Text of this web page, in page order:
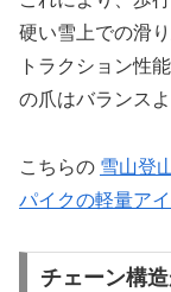
硬い雪上での滑
トラクション性
の爪はバランス
こちらの 雪山登
パイクの軽量ア
チェーン構